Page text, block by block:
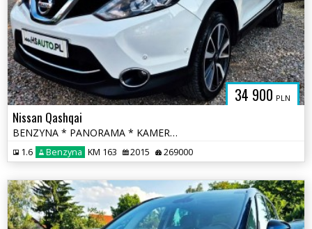
34 900 PLN
Nissan Qashqai
BENZYNA * PANORAMA * KAMERY 360 * super * okazja * polecamy
1.6 Benzyna KM 163 2015 269000